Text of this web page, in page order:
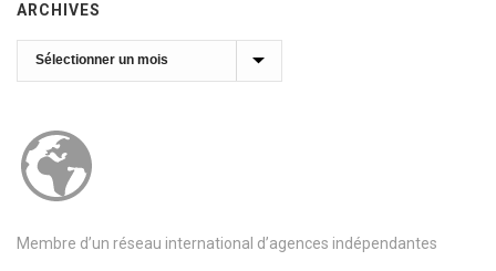
ARCHIVES
Archives
Membre d’un réseau international d’agences indépendantes